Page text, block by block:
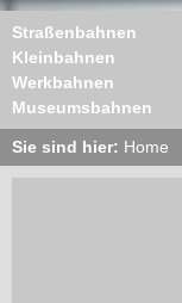
Straßenbahnen
Kleinbahnen
Werkbahnen
Museumsbahnen
Sie sind hier: Home